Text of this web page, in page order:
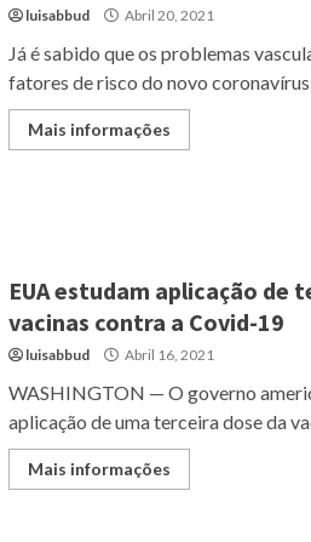
luisabbud Abril 20, 2021
Já é sabido que os problemas
fatores de risco do novo
Mais informações
EUA estudam aplicação de
vacinas contra a Covid-19
luisabbud Abril 16, 2021
WASHINGTON — O governo
aplicação de uma terceira dose da
Mais informações